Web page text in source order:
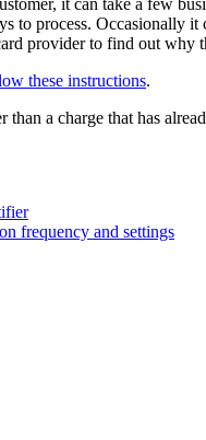
it can take a few
to process. Occasionally
provider to find out why
these instructions.
than a charge that has
frequency and settings